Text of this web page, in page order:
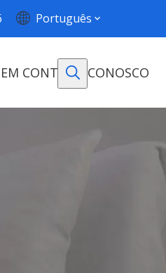
Português
CONTATO CONOSCO